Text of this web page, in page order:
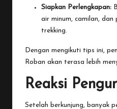
Siapkan Perlengkapan:
air minum, camilan, dan
trekking.
Dengan mengikuti tips ini,
Roban akan terasa lebih
Reaksi
Setelah berkunjung, banyak